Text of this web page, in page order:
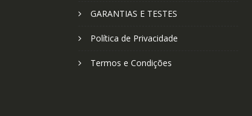
GARANTIAS E TESTES
Política de Privacidade
Termos e Condições